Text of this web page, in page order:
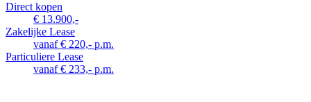
Direct kopen
€ 13.900,-
Zakelijke Lease
vanaf € 220,- p.m.
Particuliere Lease
vanaf € 233,- p.m.